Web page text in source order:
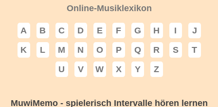
Online-Musiklexikon
A B C D E F G H I
J
K
L M N O P Q R S
T
U
V W X Y Z
MuwiMemo - spielerisch Intervalle hören lernen